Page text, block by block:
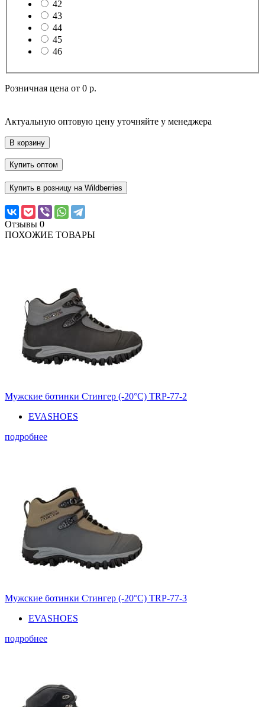
42
43
44
45
46
Розничная цена от 0 р.
Актуальную оптовую цену уточняйте у менеджера
В корзину
Купить оптом
Купить в розницу на Wildberries
Отзывы 0
ПОХОЖИЕ ТОВАРЫ
Мужские ботинки Стингер (-20°С) TRP-77-2
EVASHOES
подробнее
Мужские ботинки Стингер (-20°С) TRP-77-3
EVASHOES
подробнее